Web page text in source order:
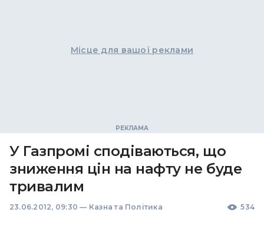
Місце для вашої реклами
У Газпромі сподіваються, що
зниження цін на нафту не буде
тривалим
23.06.2012, 09:30 — Казна та Політика 534